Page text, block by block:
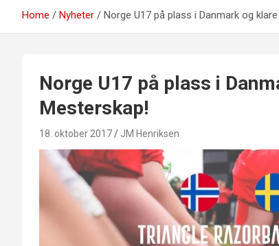
Home Nyheter Norge U17 på plass i Danmark og
Norge U17 på plass i
Mesterskap!
18. oktober 2017 JM Henriksen